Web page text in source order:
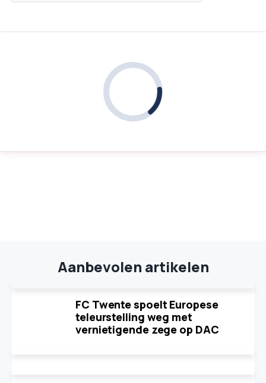
Aanbevolen artikelen
FC Twente spoelt Europese
teleurstelling weg met
vernietigende zege op DAC